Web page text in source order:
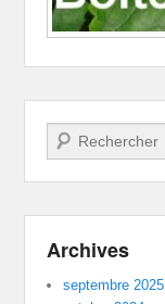
Recherche
Archives
septembre 2025